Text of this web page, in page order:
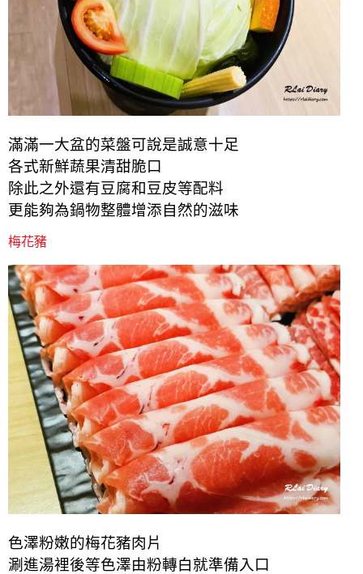
滿滿一大盆的菜盤可說是誠意十足
各式新鮮蔬果清甜脆口
除此之外還有豆腐和豆皮等配料
更能夠為鍋物整體增添自然的滋味
梅花豬
色澤粉嫩的梅花豬肉片
涮進湯裡後等色澤由粉轉白就準備入口